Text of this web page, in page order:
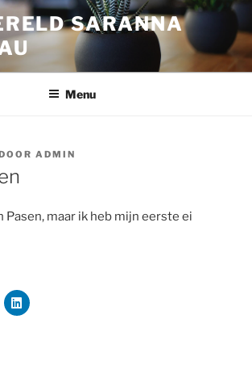
SARANNA
Menu
ADMIN
Pasen, maar ik heb mijn eerste ei